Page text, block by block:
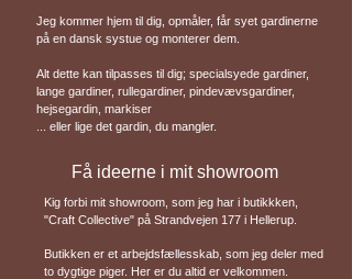
Jeg kommer hjem til dig, opmåler, får syet gardinerne
på en dansk systue og monterer dem.
Alt dette kan tilpasses til dig; specialsyede gardiner,
lange gardiner, rullegardiner, pindevævsgardiner,
hejsegardin, markiser
... eller lige det gardin, du mangler.
Få ideerne i mit showroom
Kig forbi mit showroom, som jeg har i butikkken,
"Craft Collective" på Strandvejen 177 i Hellerup.
Butikken er et arbejdsfællesskab, som jeg deler med
to dygtige piger. Her er du altid er velkommen.